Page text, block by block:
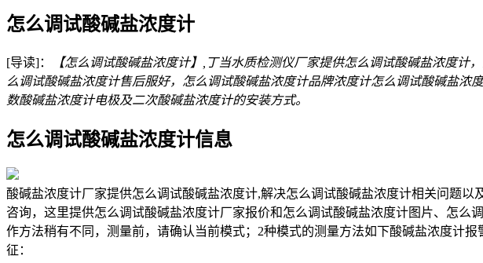
怎么调试酸碱盐浓度计
[导读]：
【怎么调试酸碱盐浓度计】,丁当水质检测仪厂家提供怎么调试酸碱盐浓度
么调试酸碱盐浓度计售后服好，怎么调试酸碱盐浓度计品牌浓度计怎么调试酸碱盐
数酸碱盐浓度计电极及二次酸碱盐浓度计的安装方式。
怎么调试酸碱盐浓度计信息
酸碱盐浓度计厂家提供怎么调试酸碱盐浓度计,解决怎么调试酸碱盐浓度计相关问题
咨询，这里提供怎么调试酸碱盐浓度计厂家报价和怎么调试酸碱盐浓度计图片、怎
作方法稍有不同，测量前，请确认当前模式；2种模式的测量方法如下酸碱盐浓度计
征：